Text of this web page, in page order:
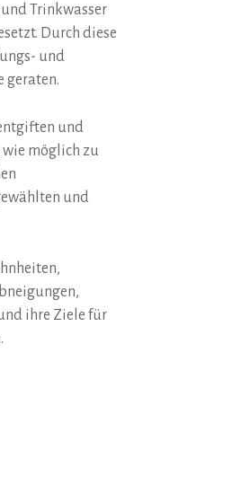
Trinkwasser
Durch diese
und
geraten.
und
möglich zu
und
ihre Ziele für